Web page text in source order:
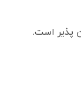
پذیر است.